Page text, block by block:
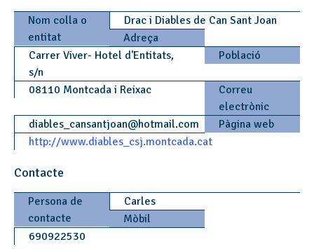
Nom colla o
entitat
Drac i Diables de Can Sant Joan
Adreça
Carrer Viver- Hotel d'Entitats,
s/n
Població
08110 Montcada i Reixac
Correu
electrònic
diables_cansantjoan@hotmail.com
Pàgina web
http://www.diables_csj.montcada.cat
Contacte
Persona de
contacte
Carles
Mòbil
690922530